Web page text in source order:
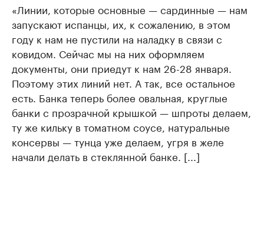
«Линии, которые основные — сардинные — нам
запускают испанцы, их, к сожалению, в этом
году к нам не пустили на наладку в связи с
ковидом. Сейчас мы на них оформляем
документы, они приедут к нам 26-28 января.
Поэтому этих линий нет. А так, все остальное
есть. Банка теперь более овальная, круглые
банки с прозрачной крышкой — шпроты делаем,
ту же кильку в томатном соусе, натуральные
консервы — тунца уже делаем, угря в желе
начали делать в стеклянной банке. [...]